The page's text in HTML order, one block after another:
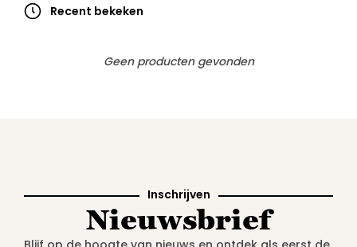
Recent bekeken
Geen producten gevonden
Inschrijven
Nieuwsbrief